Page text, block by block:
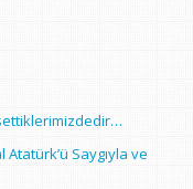
Saygıyla ve